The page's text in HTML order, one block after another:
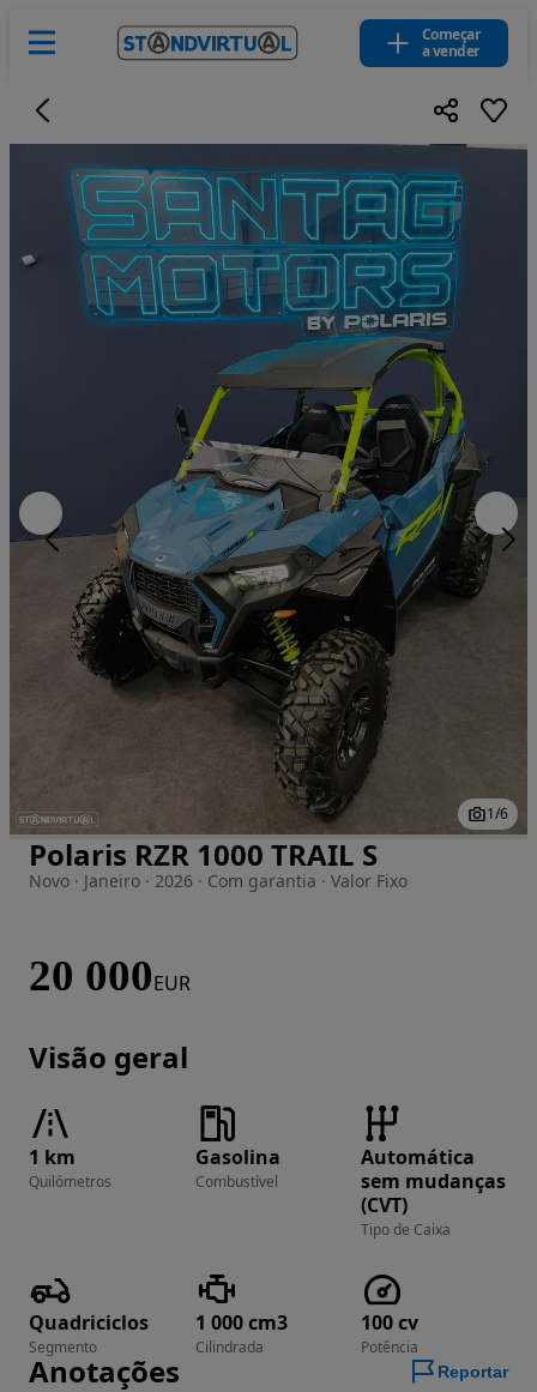
Começar
a vender
Imagem 1 de 6
1/6
Polaris RZR 1000 TRAIL S
Novo · Janeiro · 2026 · Com garantia · Valor Fixo
20 000EUR
Visão geral
1 km
Quilómetros
Gasolina
Combustível
Automática
sem mudanças
(CVT)
Tipo de Caixa
Quadriciclos
Segmento
1 000 cm3
Cilindrada
100 cv
Potência
Anotações Reportar